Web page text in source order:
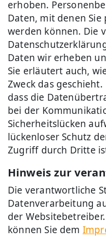
erhoben.
Daten, mit denen
werden können. Die
Daten wir erheben
Sie erläutert auch,
Zweck das
dass die
bei der
Sicherheitslücken
lückenloser Schutz
Zugriff durch Dritte
Hinweis zur
Die verantwortliche
Datenverarbeitung
der
können Sie dem